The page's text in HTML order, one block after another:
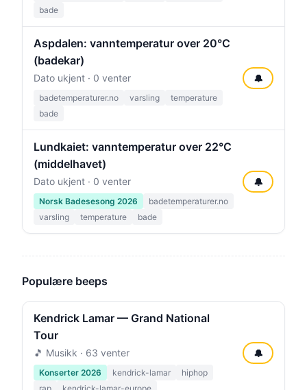
bade
Aspdalen: vanntemperatur over 20°C
(badekar)
Dato ukjent · 0 venter
badetemperaturer.no varsling
temperature
bade
🔔
Lundkaiet: vanntemperatur over 22°C
(middelhavet)
Dato ukjent · 0 venter
Norsk Badesesong 2026
badetemperaturer.no
varsling
temperature bade
🔔
Populære beeps
Kendrick Lamar — Grand National
Tour
🎵 Musikk · 63 venter
Konserter 2026 kendrick-lamar
hiphop
🔔